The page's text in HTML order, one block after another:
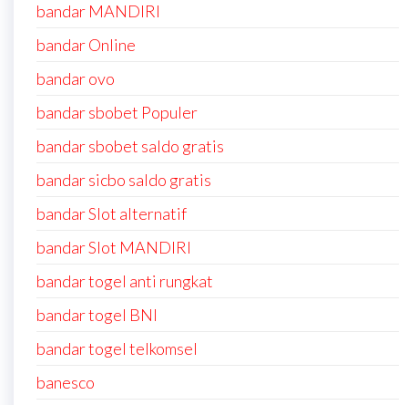
bandar MANDIRI
bandar Online
bandar ovo
bandar sbobet Populer
bandar sbobet saldo gratis
bandar sicbo saldo gratis
bandar Slot alternatif
bandar Slot MANDIRI
bandar togel anti rungkat
bandar togel BNI
bandar togel telkomsel
banesco